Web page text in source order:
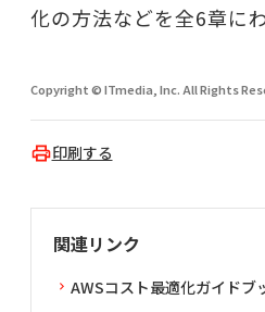
化の方法などを全6章に
Copyright © ITmedia, Inc. All Rights
印刷する
関連リンク
AWSコスト最適化ガイドブ